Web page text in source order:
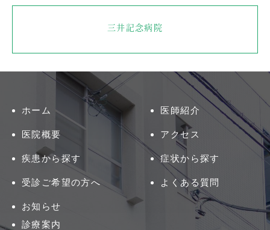
三井記念病院
ホーム 医師紹介
医院概要 アクセス
疾患から探す 症状から探す
受診ご希望の方へ よくある質問
お知らせ
診療案内